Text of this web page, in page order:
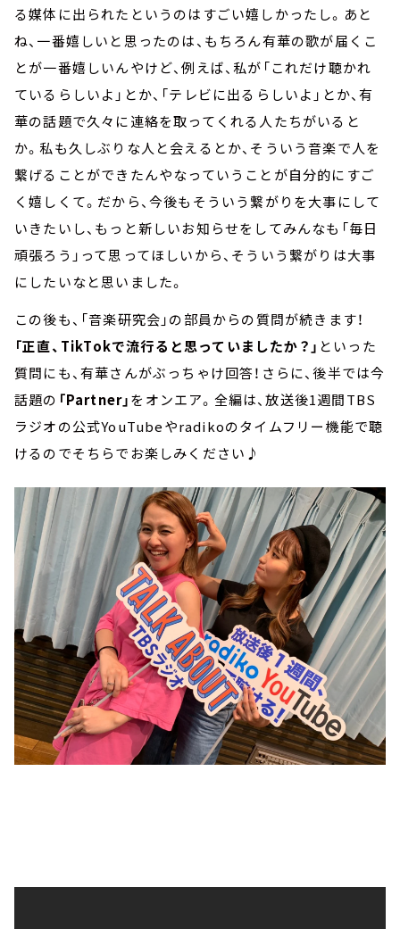
る媒体に出られたというのはすごい嬉しかったし。あと
ね、一番嬉しいと思ったのは、もちろん有華の歌が届くこ
とが一番嬉しいんやけど、例えば、私が「これだけ聴かれ
ているらしいよ」とか、「テレビに出るらしいよ」とか、有
華の話題で久々に連絡を取ってくれる人たちがいると
か。私も久しぶりな人と会えるとか、そういう音楽で人を
繋げることができたんやなっていうことが自分的にすご
く嬉しくて。だから、今後もそういう繋がりを大事にして
いきたいし、もっと新しいお知らせをしてみんなも「毎日
頑張ろう」って思ってほしいから、そういう繋がりは大事
にしたいなと思いました。
この後も、「音楽研究会」の部員からの質問が続きます！
「正直、TikTokで流行ると思っていましたか？」 といった
質問にも、有華さんがぶっちゃけ回答！さらに、後半では今
話題の 「Partner」をオンエア。全編は、放送後1週間TBS
ラジオの公式YouTubeやradikoのタイムフリー機能で聴
けるのでそちらでお楽しみください♪